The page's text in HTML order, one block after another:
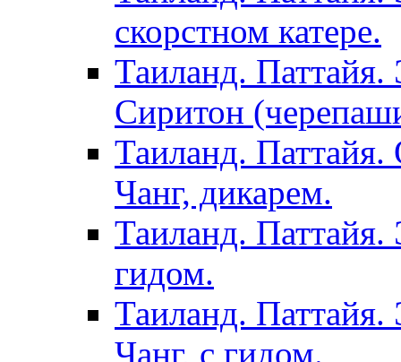
скорстном катере.
Таиланд.
Сиритон
Таиланд.
Чанг, дикарем.
Таиланд.
гидом.
Таиланд.
Чанг, с гидом.